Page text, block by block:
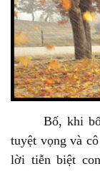
Bố, khi bố
tuyệt vọng và
lời tiễn biệt